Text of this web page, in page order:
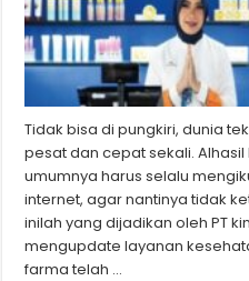
Tidak bisa di pungkiri, dunia
pesat dan cepat sekali.
umumnya harus selalu
internet, agar nantinya tidak
inilah yang dijadikan oleh PT
mengupdate layanan
farma telah …